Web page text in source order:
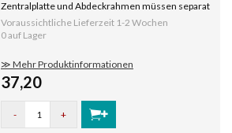
Zentralplatte und Abdeckrahmen müssen separat
bestellt werden.
Voraussichtliche Lieferzeit 1-2 Wochen
0 auf Lager
≫ Mehr Produktinformationen
37,20
- +